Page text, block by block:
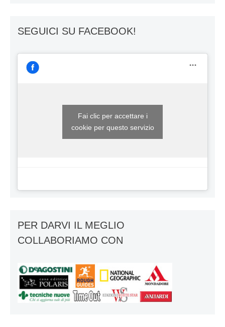
SEGUICI SU FACEBOOK!
Fai clic per accettare i
cookie per questo servizio
PER DARVI IL MEGLIO
COLLABORIAMO CON